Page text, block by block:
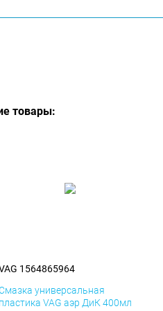
товары:
1564865964
универсальная
пластика VAG аэр ДиК 400мл